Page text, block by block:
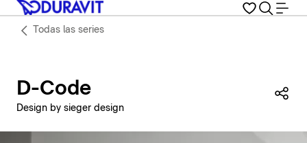
Todas las series
D-Code
Design by sieger design